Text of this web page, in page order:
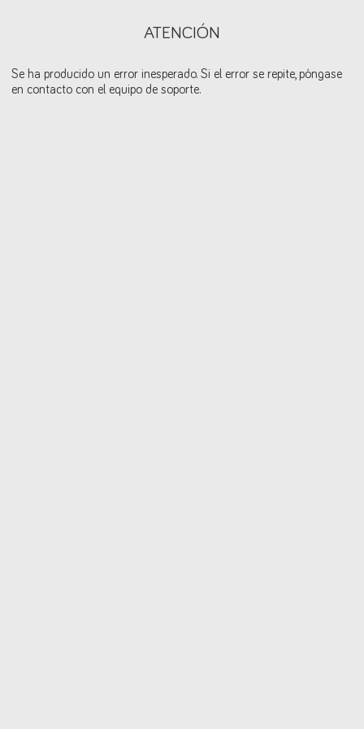
ATENCIÓN
Se ha producido un error inesperado. Si el error se repite, póngase
en contacto con el equipo de soporte.